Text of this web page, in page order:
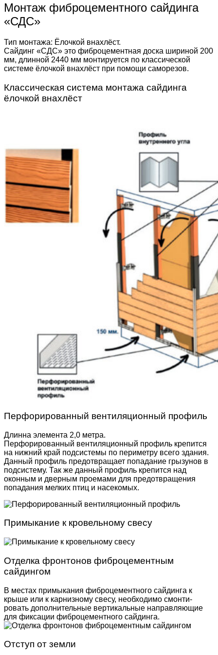
Монтаж фиброцементного сайдинга
«СДС»
Тип монтажа: Ёлочкой внахлёст.
Сайдинг «СДС» это фиброцементная доска шириной 200
мм, длинной 2440 мм монтируется по классической
системе ёлочкой внахлёст при помощи саморезов.
Классическая система монтажа сайдинга
ёлочкой внахлёст
Перфорированный вентиляционный профиль
Длинна элемента 2,0 метра.
Перфорированный вентиляционный профиль крепится
на нижний край подсистемы по периметру всего здания.
Данный профиль предотвращает попадание грызунов в
подсистему. Так же данный профиль крепится над
оконным и дверным проемами для предотвращения
попадания мелких птиц и насекомых.
Примыкание к кровельному свесу
Отделка фронтонов фиброцементным
сайдингом
В местах примыкания фиброцементного сайдинга к
крыше или к карнизному свесу, необходимо смонти­
ровать дополнительные вертикальные направляю­щие
для фиксации фиброцементного сайдинга.
Отступ от земли